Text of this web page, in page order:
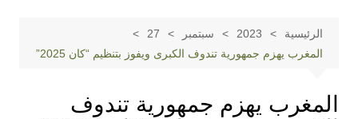
الرئيسية 2023 سبتمبر
27
المغرب يهزم جمهورية تندوف الكبرى ويفوز بتنظيم “كان 2025”
المغرب يهزم جمهورية تندوف